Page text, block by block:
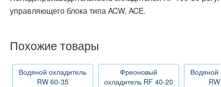
управляющего блока типа ACW, ACE.
Похожие товары
Водяной охладитель
RW 60-35
Фреоновый
охладитель RF 40-20
Водяной